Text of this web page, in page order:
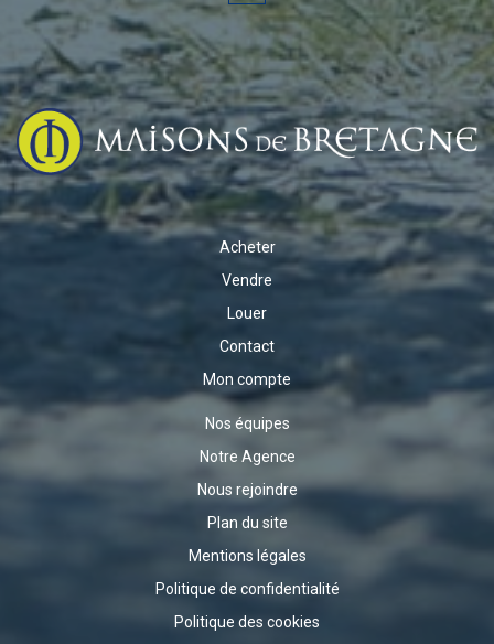
Acheter
Vendre
Louer
Contact
Mon compte
Nos équipes
Notre Agence
Nous rejoindre
Plan du site
Mentions légales
Politique de confidentialité
Politique des cookies